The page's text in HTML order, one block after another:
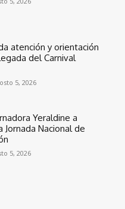
atención y orientación
del Carnival
5, 2026
Yeraldine a
Jornada Nacional de
5, 2026